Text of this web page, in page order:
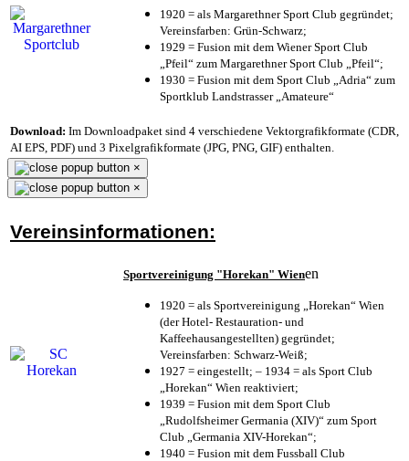
1920 = als Margarethner Sport Club gegründet;
Vereinsfarben: Grün-Schwarz;
1929 = Fusion mit dem Wiener Sport Club
„Pfeil“ zum Margarethner Sport Club „Pfeil“;
1930 = Fusion mit dem Sport Club „Adria“ zum
Sportklub Landstrasser „Amateure“
Download: Im Downloadpaket sind 4 verschiedene Vektorgrafikformate (CDR,
AI EPS, PDF) und 3 Pixelgrafikformate (JPG, PNG, GIF) enthalten.
×
×
Vereinsinformationen:
Sportvereinigung "Horekan" Wienen
1920 = als Sportvereinigung „Horekan“ Wien
(der Hotel- Restauration- und
Kaffeehausangestellten) gegründet;
Vereinsfarben: Schwarz-Weiß;
1927 = eingestellt; – 1934 = als Sport Club
„Horekan“ Wien reaktiviert;
1939 = Fusion mit dem Sport Club
„Rudolfsheimer Germania (XIV)“ zum Sport
Club „Germania XIV-Horekan“;
1940 = Fusion mit dem Fussball Club